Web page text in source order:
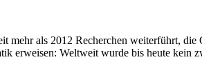
als 2012 Recherchen weiterführt, die
Weltweit wurde bis heute kein